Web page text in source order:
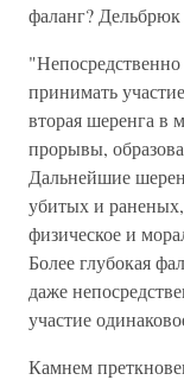
фаланг? Дельбрюк
принимать
вторая шеренга в
прорывы,
Дальнейшие
убитых и раненых,
физическое и
Более глубокая
даже
участие
Камнем